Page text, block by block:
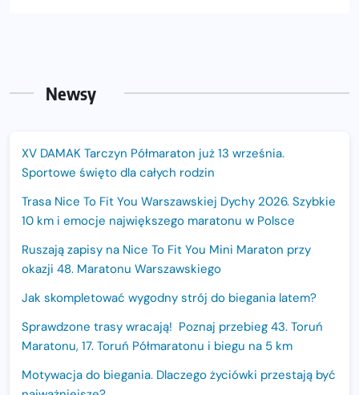
Newsy
XV DAMAK Tarczyn Półmaraton już 13 września.
Sportowe święto dla całych rodzin
Trasa Nice To Fit You Warszawskiej Dychy 2026. Szybkie
10 km i emocje największego maratonu w Polsce
Ruszają zapisy na Nice To Fit You Mini Maraton przy
okazji 48. Maratonu Warszawskiego
Jak skompletować wygodny strój do biegania latem?
Sprawdzone trasy wracają! Poznaj przebieg 43. Toruń
Maratonu, 17. Toruń Półmaratonu i biegu na 5 km
Motywacja do biegania. Dlaczego życiówki przestają być